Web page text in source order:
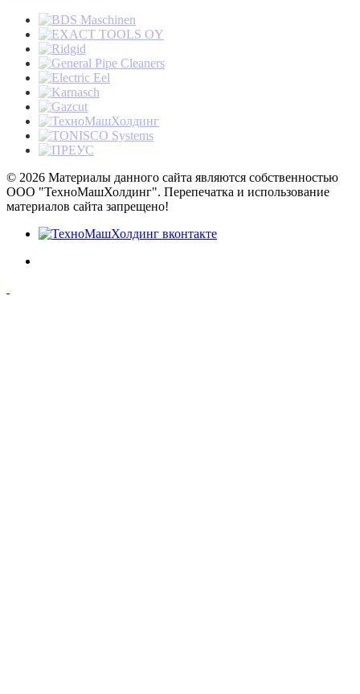
© 2026 Материалы данного сайта являются собственностью
ООО "ТехноМашХолдинг". Перепечатка и использование
материалов сайта запрещено!